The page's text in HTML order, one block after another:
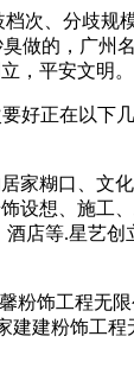
次、分歧规
做的，广州
，平安文明。
好正在以下
家糊口、文
设想、施工
店等.星艺创
粉饰工程无
建粉饰工程